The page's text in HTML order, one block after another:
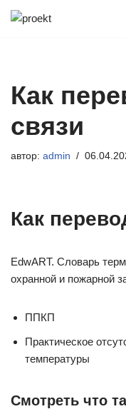
Как
связи
автор: admin
Как
EdwART. Словарь
охранной и пожарной
ППКП
Практическое
температуры
Смотреть что